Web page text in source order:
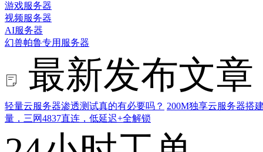
游戏服务器
视频服务器
AI服务器
幻兽帕鲁专用服务器
最新发布文章
轻量云服务器渗透测试真的有必要吗？ 200M独享云服务器搭
量，三网4837直连，低延迟+全解锁